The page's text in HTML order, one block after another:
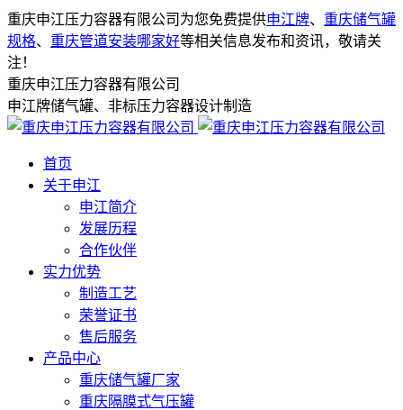
重庆申江压力容器有限公司为您免费提供申江牌、 重庆储气罐
规格、 重庆管道安装哪家好等相关信息发布和资讯，敬请关
注！
重庆申江压力容器有限公司
申江牌储气罐、非标压力容器设计制造
首页
关于申江
申江简介
发展历程
合作伙伴
实力优势
制造工艺
荣誉证书
售后服务
产品中心
重庆储气罐厂家
重庆隔膜式气压罐